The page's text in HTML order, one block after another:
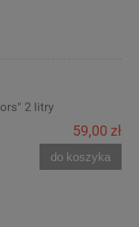
2 litry
59,00 zł
do koszyka